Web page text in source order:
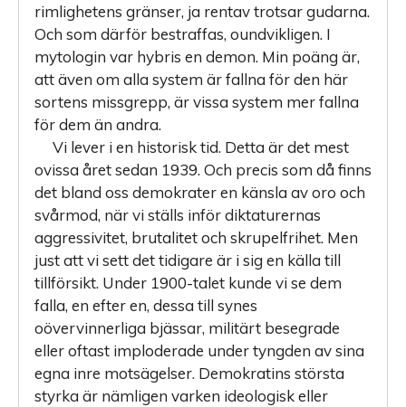
rimlighetens gränser, ja rentav trotsar gudarna.
Och som därför bestraffas, oundvikligen. I
mytologin var hybris en demon. Min poäng är,
att även om alla system är fallna för den här
sortens missgrepp, är vissa system mer fallna
för dem än andra.
Vi lever i en historisk tid. Detta är det mest
ovissa året sedan 1939. Och precis som då finns
det bland oss demokrater en känsla av oro och
svårmod, när vi ställs inför diktaturernas
aggressivitet, brutalitet och skrupelfrihet. Men
just att vi sett det tidigare är i sig en källa till
tillförsikt. Under 1900-talet kunde vi se dem
falla, en efter en, dessa till synes
oövervinnerliga bjässar, militärt besegrade
eller oftast ­imploderade under tyngden av sina
egna inre motsägelser. Demokratins största
styrka är nämligen varken ideologisk eller